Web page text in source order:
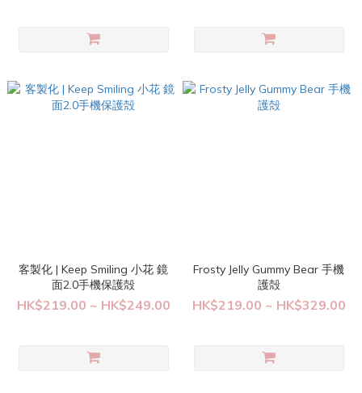
客製化 | Keep Smiling 小花 鏡
面2.0手機保護殻
HK$219.00 ~ HK$249.00
Frosty Jelly Gummy Bear 手機
護殻
HK$219.00 ~ HK$329.00